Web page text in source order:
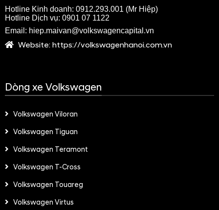
Hotline Kinh doanh: 0912.293.001 (Mr Hiệp)
Hotline Dịch vụ: 0901 07 1122
Email: hiep.maivan@volkswagencapital.vn
Website: https://volkswagenhanoi.com.vn
Dòng xe Volkswagen
Volkswagen Viloran
Volkswagen Tiguan
Volkswagen Teramont
Volkswagen T-Cross
Volkswagen Touareg
Volkswagen Virtus